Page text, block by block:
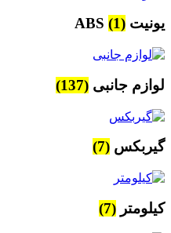
یونیت ABS (1)
لوازم جانبی (137)
گیربکس (7)
کیلومتر (7)